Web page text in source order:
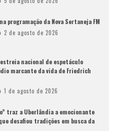
programação da Nova Sertaneja FM
2 de agosto de 2026
nacional de espetáculo
marcante da vida de Friedrich
1 de agosto de 2026
traz a Uberlândia a emocionante
desafiou tradições em busca da